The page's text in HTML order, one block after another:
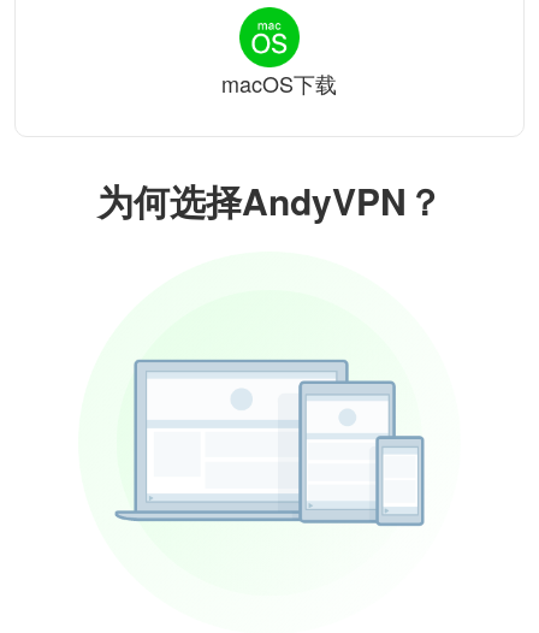
为何选择AndyVPN？
macOS下载